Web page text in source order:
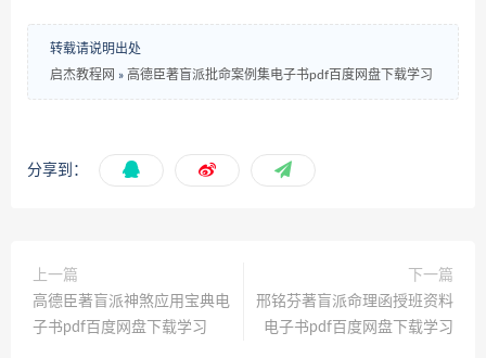
转载请说明出处
启杰教程网 » 高德臣著盲派批命案例集电子书pdf百度网盘下载学习
分享到：
上一篇
高德臣著盲派神煞应用宝典电
子书pdf百度网盘下载学习
下一篇
邢铭芬著盲派命理函授班资料
电子书pdf百度网盘下载学习